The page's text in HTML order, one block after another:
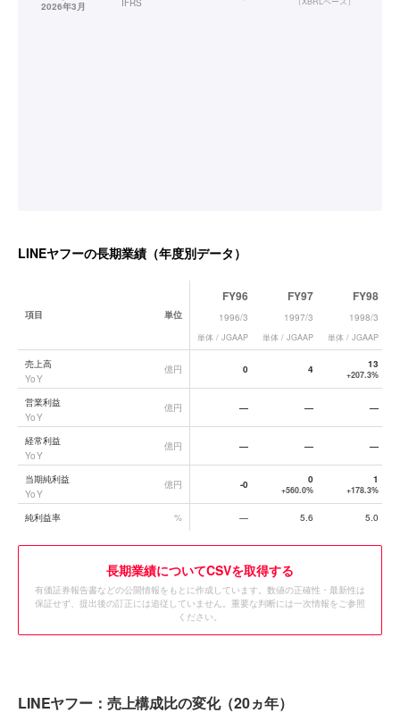
2026年3月
IFRS
LINEヤフーの長期業績（年度別データ）
LINEヤフー
項目 単位
FY96
1996/3
単体 / JGAAP
FY97
1997/3
単体 / JGAAP
FY98
1998/3
単体 / JGAAP
売上高
YoY
億円 0 4 13
+207.3%
営業利益
YoY
億円 — — —
経常利益
YoY
億円 — — —
当期純利益
YoY
億円 -0 0
+560.0%
1
+178.3%
純利益率 % — 5.6 5.0
長期業績についてCSVを取得する
有価証券報告書などの公開情報をもとに作成しています。数値の正確性・最新性は
保証せず、提出後の訂正には追従していません。重要な判断には一次情報をご参照
ください。
LINEヤフー：売上構成比の変化（20ヵ年）